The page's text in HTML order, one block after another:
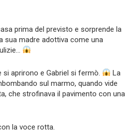
prima del previsto e sorprende la
sua madre adottiva come una
si aprirono e Gabriel si fermò.
La
sul marmo, quando vide
che strofinava il pavimento con una
la voce rotta.